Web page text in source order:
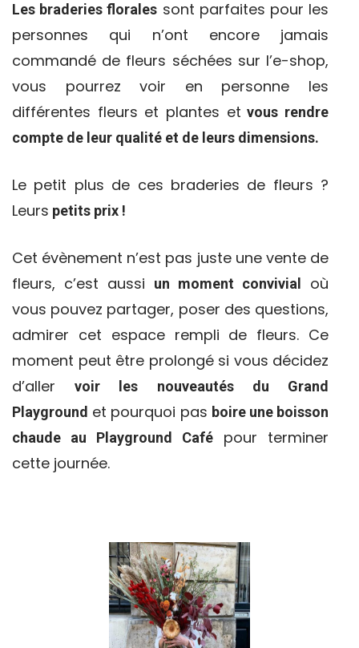
Les braderies florales sont parfaites pour les
personnes qui n’ont encore jamais
commandé de fleurs séchées sur l’e-shop,
vous pourrez voir en personne les
différentes fleurs et plantes et vous rendre
compte de leur qualité et de leurs dimensions.
Le petit plus de ces braderies de fleurs ?
Leurs petits prix !
Cet évènement n’est pas juste une vente de
fleurs, c’est aussi
un moment convivial
où
vous pouvez partager, poser des questions,
admirer cet espace rempli de fleurs. Ce
moment peut être prolongé si vous décidez
d’allervoir les nouveautés du Grand
Playground et pourquoi pas boire une boisson
chaude au Playground Café pour terminer
cette journée.